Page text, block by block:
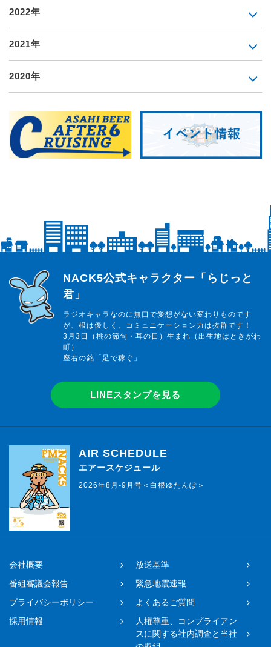
2022年
2021年
2020年
らじっと君
NACK5公式キャラクター「らじっと
君」
ラジオキャラなのに無口で愛想がない変わりものです
が、根は優しく、コミュニケーション力は抜群です！
3月3日（桃の節句・耳の日）生まれ（出生地はときがわ
町）
座右の銘「足で稼ぐ」
LINEスタンプを見る
AIR SCHEDULE
エアースケジュール
2026年8月-9月号＜白根ゆたんぽ＞
会社概要
放送基準
番組審議会報告
緊急地震速報
プライバシーポリシー
よくあるご質問
採用情報
人権尊重、コンプライアン
スに関する社内調査と当社